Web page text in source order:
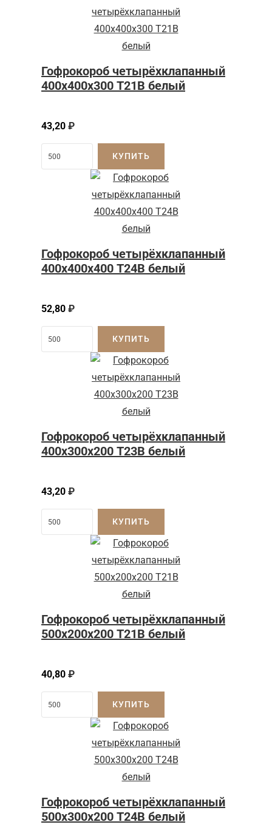
Гофрокороб четырёхклапанный
400х400х300 Т21В белый
43,20 ₽
КУПИТЬ
Гофрокороб четырёхклапанный
400х400х400 Т24В белый
52,80 ₽
КУПИТЬ
Гофрокороб четырёхклапанный
400х300х200 Т23В белый
43,20 ₽
КУПИТЬ
Гофрокороб четырёхклапанный
500х200х200 Т21В белый
40,80 ₽
КУПИТЬ
Гофрокороб четырёхклапанный
500х300х200 Т24В белый